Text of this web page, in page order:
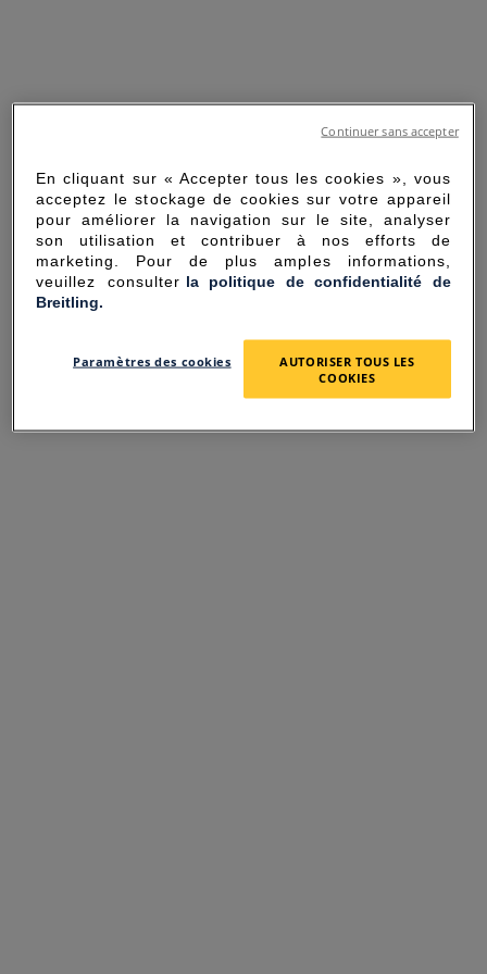
SORRY FOR THE
INCONVENIENCE
UNEXPECTED ERROR OCCURRED.
En cliquant sur « Accepter tous les cookies », vous
acceptez le stockage de cookies sur votre appareil
pour améliorer la navigation sur le site, analyser
son utilisation et contribuer à nos efforts de
marketing. Pour de plus amples informations,
veuillez consulter la politique de confidentialité de
Breitling.
Paramètres des cookies
AUTORISER TOUS LES
COOKIES
Continuer sans accepter